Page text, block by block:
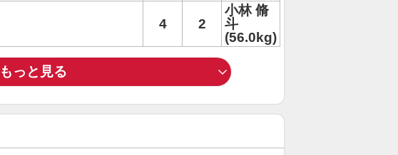
4 2
小林 脩
斗
(56.0kg)
もっと見る